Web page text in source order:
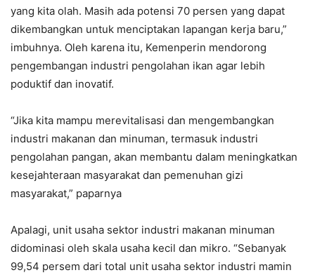
yang kita olah. Masih ada potensi 70 persen yang dapat
dikembangkan untuk menciptakan lapangan kerja baru,”
imbuhnya. Oleh karena itu, Kemenperin mendorong
pengembangan industri pengolahan ikan agar lebih
poduktif dan inovatif.
“Jika kita mampu merevitalisasi dan mengembangkan
industri makanan dan minuman, termasuk industri
pengolahan pangan, akan membantu dalam meningkatkan
kesejahteraan masyarakat dan pemenuhan gizi
masyarakat,” paparnya
Apalagi, unit usaha sektor industri makanan minuman
didominasi oleh skala usaha kecil dan mikro. “Sebanyak
99,54 persem dari total unit usaha sektor industri mamin